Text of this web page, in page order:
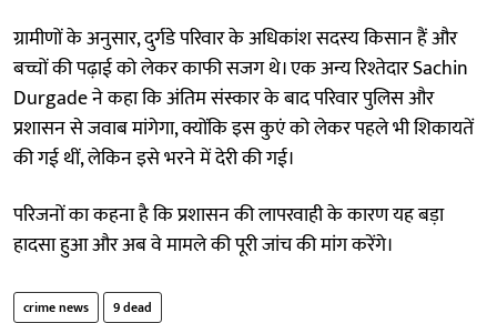
ग्रामीणों के अनुसार, दुर्गडे परिवार के अधिकांश सदस्य किसान हैं और
बच्चों की पढ़ाई को लेकर काफी सजग थे। एक अन्य रिश्तेदार Sachin
Durgade ने कहा कि अंतिम संस्कार के बाद परिवार पुलिस और
प्रशासन से जवाब मांगेगा, क्योंकि इस कुएं को लेकर पहले भी शिकायतें
की गई थीं, लेकिन इसे भरने में देरी की गई।
परिजनों का कहना है कि प्रशासन की लापरवाही के कारण यह बड़ा
हादसा हुआ और अब वे मामले की पूरी जांच की मांग करेंगे।
crime news 9 dead